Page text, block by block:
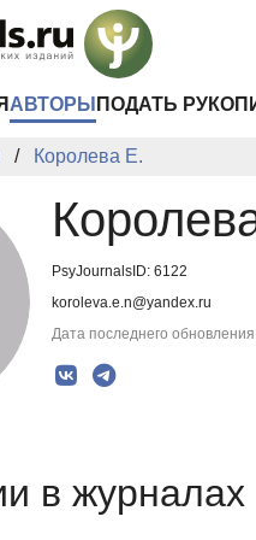
АВТОРЫ ПОДАТЬ
Королева Е.
PsyJournalsID: 6122
koroleva.e.n@yandex.ru
Дата последнего
в